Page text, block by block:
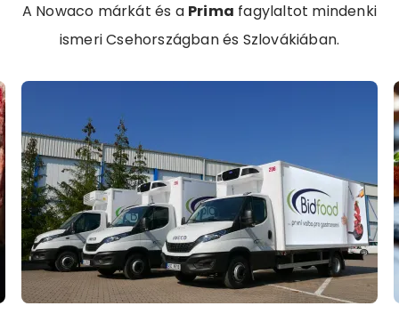
A Nowaco márkát és a Prima fagylaltot mindenki
ismeri Csehországban és Szlovákiában.